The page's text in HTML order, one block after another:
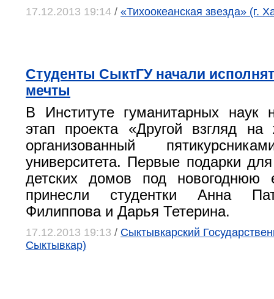
17.12.2013 19:14 / «Тихоокеанская звезда» (г.
Студенты СыктГУ начали
мечты
В Институте гуманитарных наук
этап проекта «Другой взгляд на
организованный
университета. Первые подарки
детских домов под новогоднюю
принесли студентки Анна
Филиппова и Дарья Тетерина.
17.12.2013 19:13 / Сыктывкарский
Сыктывкар)